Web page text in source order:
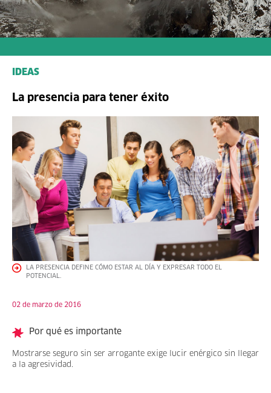
IDEAS
La presencia para tener éxito
LA PRESENCIA DEFINE CÓMO ESTAR AL DÍA Y EXPRESAR TODO EL
POTENCIAL.
02 de marzo de 2016
Por qué es importante
Mostrarse seguro sin ser arrogante exige lucir enérgico sin llegar
a la agresividad.